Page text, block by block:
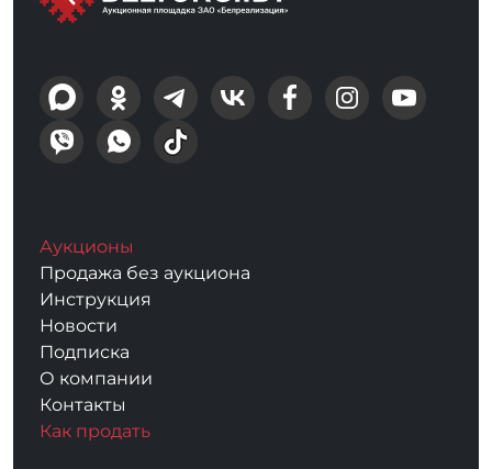
Аукционы
Продажа без аукциона
Инструкция
Новости
Подписка
О компании
Контакты
Как продать